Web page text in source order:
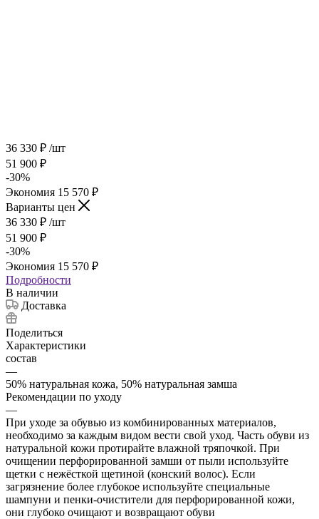
36 330 ₽ /шт
51 900 ₽
-30%
Экономия 15 570 ₽
Варианты цен
36 330 ₽ /шт
51 900 ₽
-30%
Экономия 15 570 ₽
Подробности
В наличии
Доставка
Поделиться
Характеристики
состав
—
50% натуральная кожа, 50% натуральная замша
Рекомендации по уходу
—
При уходе за обувью из комбинированных материалов,
необходимо за каждым видом вести свой уход. Часть обуви из
натуральной кожи протирайте влажной тряпочкой. При
очищении перфорированной замши от пыли используйте
щетки с нежёсткой щетиной (конский волос). Если
загрязнение более глубокое используйте специальные
шампуни и пенки-очистители для перфорированной кожи,
они глубоко очищают и возвращают обуви